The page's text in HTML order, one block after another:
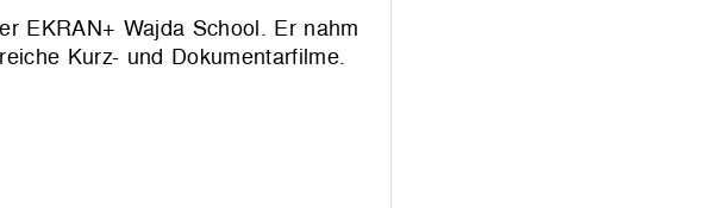
EKRAN+ Wajda School. Er nahm
Kurz- und Dokumentarfilme.